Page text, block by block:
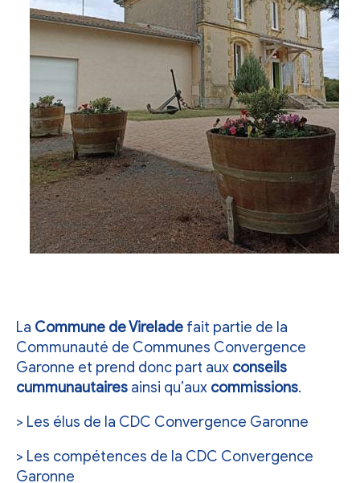
La Commune de Virelade fait partie de la
Communauté de Communes Convergence
Garonne et prend donc part aux conseils
cummunautaires ainsi qu’aux commissions.
> Les élus de la CDC Convergence Garonne
> Les compétences de la CDC Convergence
Garonne